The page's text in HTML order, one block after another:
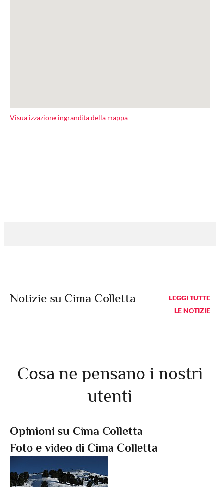
Visualizzazione ingrandita della mappa
Notizie su Cima Colletta
LEGGI TUTTE
LE NOTIZIE
Cosa ne pensano i nostri
utenti
Opinioni su Cima Colletta
Foto e video di Cima Colletta